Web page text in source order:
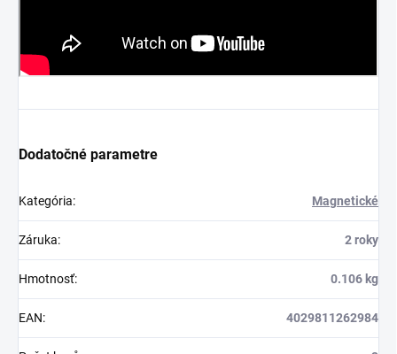
Dodatočné parametre
Kategória: Magnetické
Záruka: 2 roky
Hmotnosť: 0.106 kg
EAN: 4029811262984